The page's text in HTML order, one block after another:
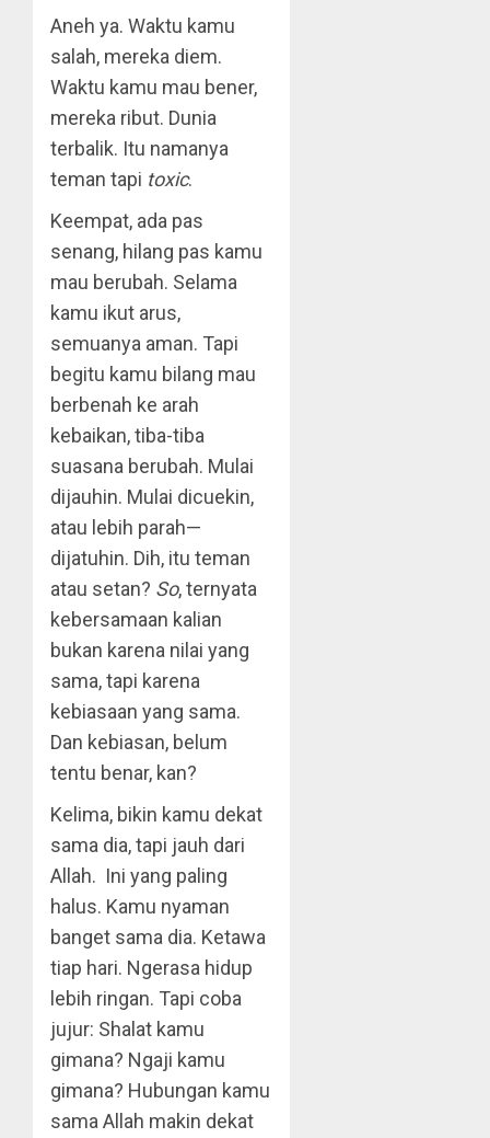
Aneh ya. Waktu kamu
salah, mereka diem.
Waktu kamu mau bener,
mereka ribut. Dunia
terbalik. Itu namanya
teman tapi toxic.
Keempat, ada pas
senang, hilang pas kamu
mau berubah. Selama
kamu ikut arus,
semuanya aman. Tapi
begitu kamu bilang mau
berbenah ke arah
kebaikan, tiba-tiba
suasana berubah. Mulai
dijauhin. Mulai dicuekin,
atau lebih parah—
dijatuhin. Dih, itu teman
atau setan? So, ternyata
kebersamaan kalian
bukan karena nilai yang
sama, tapi karena
kebiasaan yang sama.
Dan kebiasan, belum
tentu benar, kan?
Kelima, bikin kamu dekat
sama dia, tapi jauh dari
Allah. Ini yang paling
halus. Kamu nyaman
banget sama dia. Ketawa
tiap hari. Ngerasa hidup
lebih ringan. Tapi coba
jujur: Shalat kamu
gimana? Ngaji kamu
gimana? Hubungan kamu
sama Allah makin dekat